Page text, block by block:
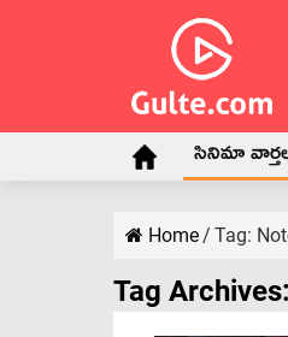
సినిమా
Home/ Tag:
Tag Archives: